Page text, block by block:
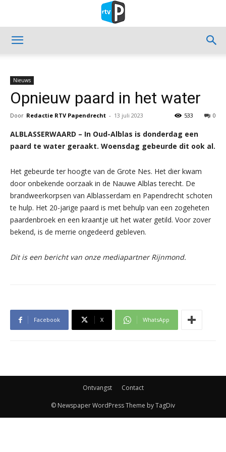
Nieuws
Opnieuw paard in het water
Door Redactie RTV Papendrecht - 13 juli 2023 0
533
ALBLASSERWAARD – In Oud-Alblas is donderdag een
paard te water geraakt. Woensdag gebeurde dit ook al.
Het gebeurde ter hoogte van de Grote Nes. Het dier kwam
door onbekende oorzaak in de Nauwe Alblas terecht. De
brandweerkorpsen van Alblasserdam en Papendrecht schoten
te hulp. Het 20-jarige paard is met behulp van een zogeheten
paardenbroek en een kraantje uit het water getild. Voor zover
bekend, is de merrie ongedeerd gebleven.
Dit is een bericht van onze mediapartner Rijnmond.
Facebook X WhatsApp
Ontvangst Contact
© Newspaper WordPress Theme by TagDiv